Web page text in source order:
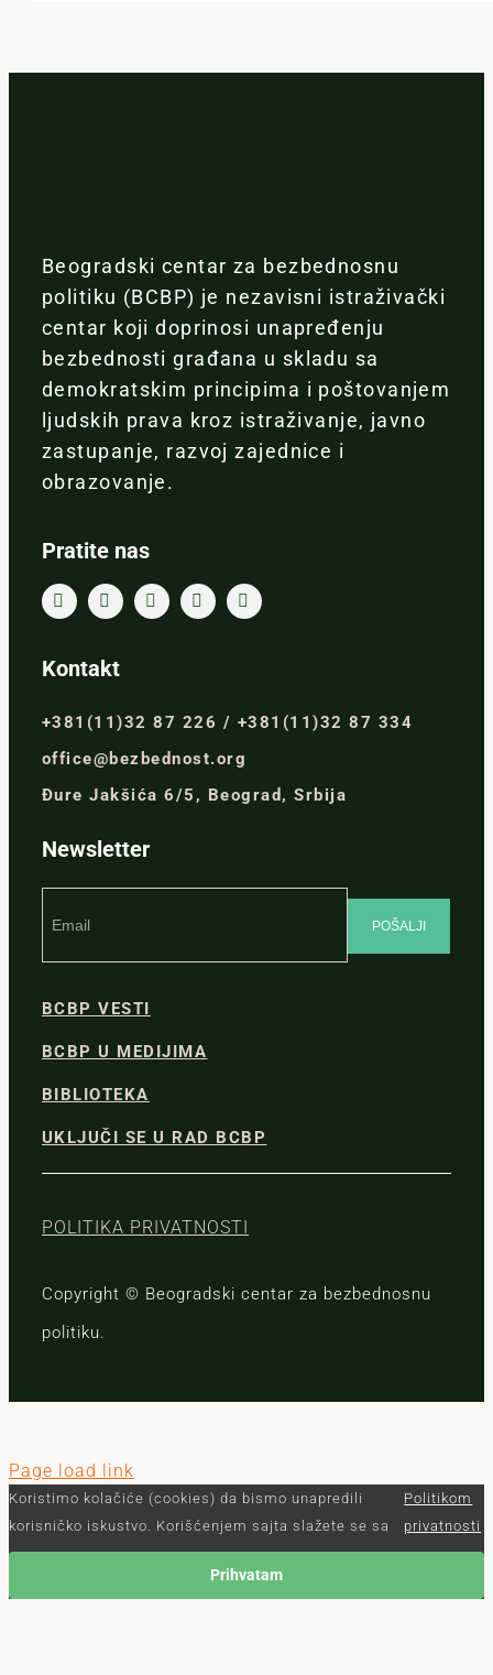
Beogradski centar za bezbednosnu
politiku (BCBP) je nezavisni istraživački
centar koji doprinosi unapređenju
bezbednosti građana u skladu sa
demokratskim principima i poštovanjem
ljudskih prava kroz istraživanje, javno
zastupanje, razvoj zajednice i
obrazovanje.
Pratite nas
Kontakt
+381(11)32 87 226 / +381(11)32 87 334
office@bezbednost.org
Đure Jakšića 6/5, Beograd, Srbija
Newsletter
BCBP VESTI
BCBP U MEDIJIMA
BIBLIOTEKA
UKLJUČI SE U RAD BCBP
POLITIKA PRIVATNOSTI
Copyright © Beogradski centar za bezbednosnu
politiku.
Page load link
Koristimo kolačiće (cookies) da bismo unapredili
korisničko iskustvo. Korišćenjem sajta slažete se sa
Politikom
privatnosti
Prihvatam